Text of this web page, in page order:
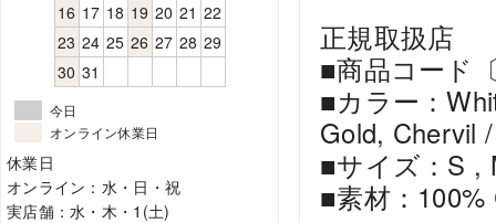
16 17 18 19 20 21 22
23 24 25 26 27 28 29
30 31
今日
オンライン休業日
休業日
オンライン：水・日・祝
実店舗：水・木・1(土)
正規取扱店
■商品コード
■カラー：
Gold, Chervil
■サイズ：S ,
■素材：100%